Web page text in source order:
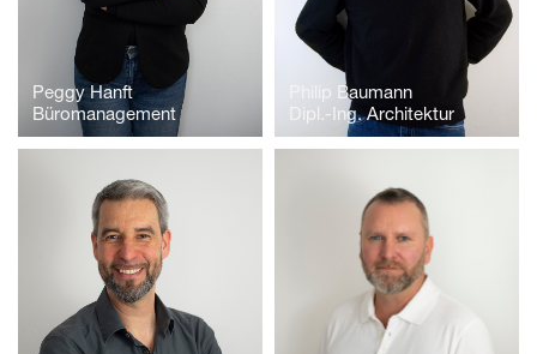
Peggy Hanft
Büromanagement
Philip Baumann
Dipl.-Ing. Architektur